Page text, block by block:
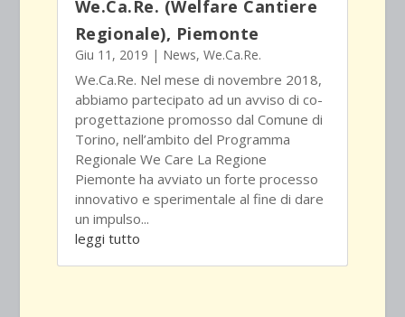
We.Ca.Re. (Welfare Cantiere
Regionale), Piemonte
Giu 11, 2019 | News, We.Ca.Re.
We.Ca.Re. Nel mese di novembre 2018,
abbiamo partecipato ad un avviso di co-
progettazione promosso dal Comune di
Torino, nell’ambito del Programma
Regionale We Care La Regione
Piemonte ha avviato un forte processo
innovativo e sperimentale al fine di dare
un impulso...
leggi tutto